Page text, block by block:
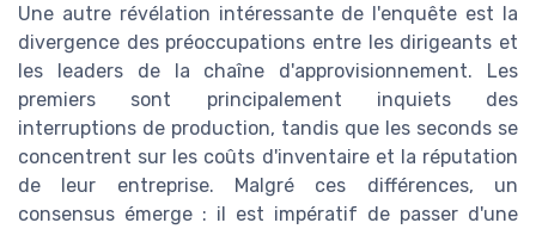
Une autre révélation intéressante de l'enquête est la
divergence des préoccupations entre les dirigeants et
les leaders de la chaîne d'approvisionnement. Les
premiers sont principalement inquiets des
interruptions de production, tandis que les seconds se
concentrent sur les coûts d'inventaire et la réputation
de leur entreprise. Malgré ces différences, un
consensus émerge : il est impératif de passer d'une